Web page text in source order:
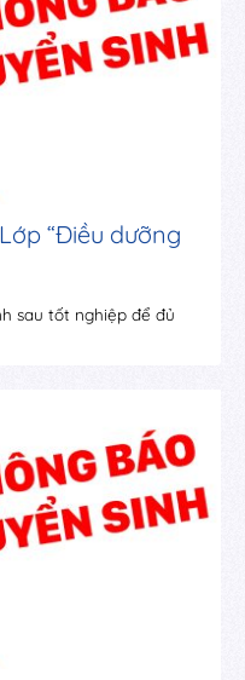
“Điều dưỡng
sau tốt nghiệp để đủ